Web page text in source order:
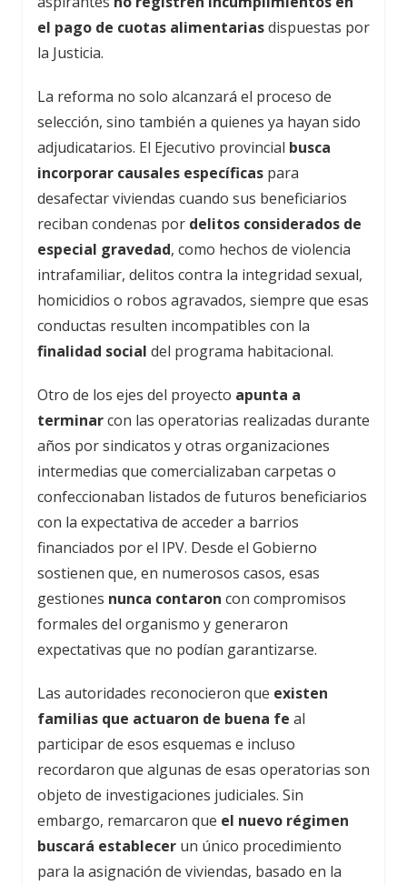
el pago de cuotas alimentariasdispuestas por
la Justicia.
La reforma no solo alcanzará el proceso de
selección, sino también a quienes ya hayan sido
adjudicatarios. El Ejecutivo provincial busca
incorporar causales específicas para
desafectar viviendas cuando sus beneficiarios
reciban condenas por delitos considerados de
especial gravedad, como hechos de violencia
intrafamiliar, delitos contra la integridad sexual,
homicidios o robos agravados, siempre que esas
conductas resulten incompatibles con la
finalidad social del programa habitacional.
Otro de los ejes del proyecto apunta a
terminarcon las operatorias realizadas durante
años por sindicatos y otras organizaciones
intermedias que comercializaban carpetas o
confeccionaban listados de futuros beneficiarios
con la expectativa de acceder a barrios
financiados por el IPV. Desde el Gobierno
sostienen que, en numerosos casos, esas
gestiones nunca contaron con compromisos
formales del organismo y generaron
expectativas que no podían garantizarse.
Las autoridades reconocieron que existen
familias que actuaron de buena fe al
participar de esos esquemas e incluso
recordaron que algunas de esas operatorias son
objeto de investigaciones judiciales. Sin
embargo, remarcaron que el nuevo régimen
buscará establecer un único procedimiento
para la asignación de viviendas, basado en la